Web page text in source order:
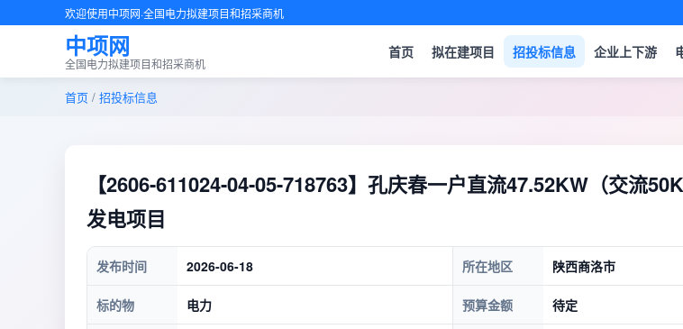
欢迎使用中项网·全国电力拟建项目和招采商机
中项网
全国电力拟建项目和招采商机
首页 拟在建项目 招投标信息 企业上下游
首页 / 招投标信息
【2606-611024-04-05-718763】孔庆春一户直流47.52KW（交流
发电项目
发布时间 2026-06-18 所在地区 陕西商洛市
标的物 电力 预算金额 待定